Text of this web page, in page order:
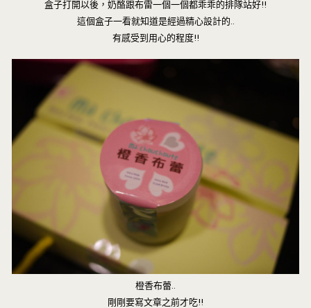
盒子打開以後，奶酪跟布雷一個一個都乖乖的排隊站好!!
這個盒子一看就知道是經過精心設計的..
有感受到用心的程度!!
橙香布蕾..
剛剛要寫文章之前才吃!!